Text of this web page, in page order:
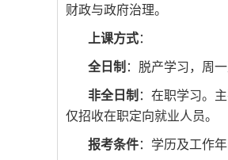
财政与政府治理。
上课方式：
全日制 ：脱产学习，周
非全日制 ：在职学习。
仅招收在职定向就业人员。
报考条件：学历及工作